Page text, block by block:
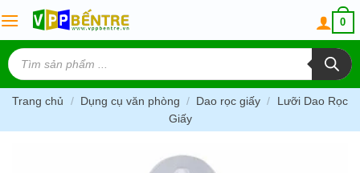
to
content
0
Tìm
kiếm
sản
phẩm
Trang chủ / Dụng cụ văn phòng / Dao rọc giấy /
Lưỡi Dao Rọc
Giấy